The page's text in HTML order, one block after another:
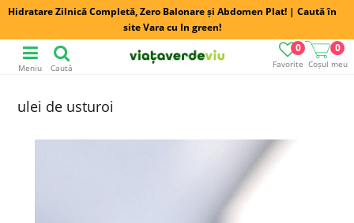
Hidratare Zilnică Completă, Zero Balonare și Abdomen Plat! | Caută în
site Vara cu In green!
Favorite
0
Coșul meu
0
Meniu Caută
ulei de usturoi